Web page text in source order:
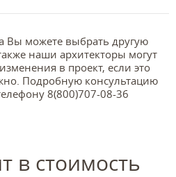
Вы можете выбрать другую
наши архитекторы могут
в проект, если это
Подробную консультацию
8(800)707-08-36
в стоимость